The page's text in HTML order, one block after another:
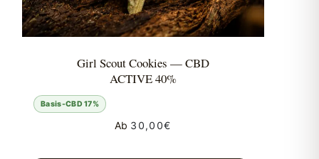
Girl Scout Cookies — CBD
ACTIVE 40%
Basis-CBD 17%
Ab 30,00€